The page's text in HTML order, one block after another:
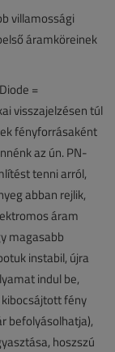
villamossági
áramköreinek
=
visszajelzésen túl
fényforrásaként
az ún. PN-
tenni arról,
abban rejlik,
áram
magasabb
instabil, újra
indul be,
fény
befolyásolhatja),
hoszszú